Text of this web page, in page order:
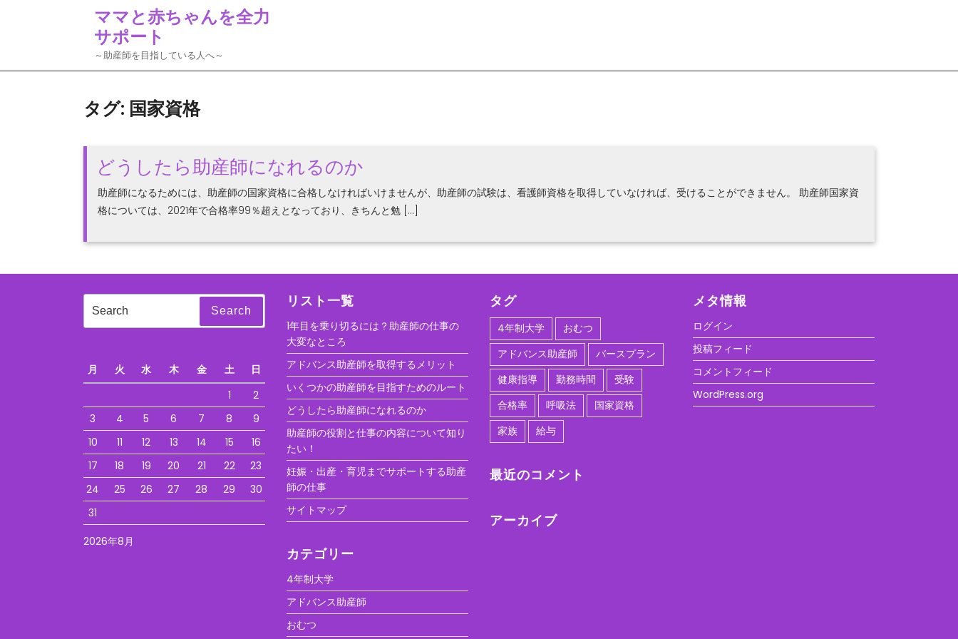
ママと赤ちゃんを全力
サポート
～助産師を目指している人へ～
タグ: 国家資格
どうしたら助産師になれるのか
助産師になるためには、助産師の国家資格に合格しなければいけませんが、助産師の試験は、看護師資格を取得していなければ、受けることができません。 助産師国家資
格については、2021年で合格率99％超えとなっており、きちんと勉 […]
for:
Search
2026年8月
月 火 水 木 金 土
日
1
2
3
4 5 6 7 8
9
10
11 12 13 14 15
16
17
18 19 20 21 22
23
24
25 26 27 28 29
30
31
リスト一覧
1年目を乗り切るには？助産師の仕事の
大変なところ
アドバンス助産師を取得するメリット
いくつかの助産師を目指すためのルート
どうしたら助産師になれるのか
助産師の役割と仕事の内容について知り
たい！
妊娠・出産・育児までサポートする助産
師の仕事
サイトマップ
カテゴリー
4年制大学
アドバンス助産師
おむつ
タグ
4年制大学
おむつ
アドバンス助産師
バースプラン
健康指導
勤務時間
受験
合格率
呼吸法
国家資格
家族
給与
最近のコメント
アーカイブ
メタ情報
ログイン
投稿フィード
コメントフィード
WordPress.org